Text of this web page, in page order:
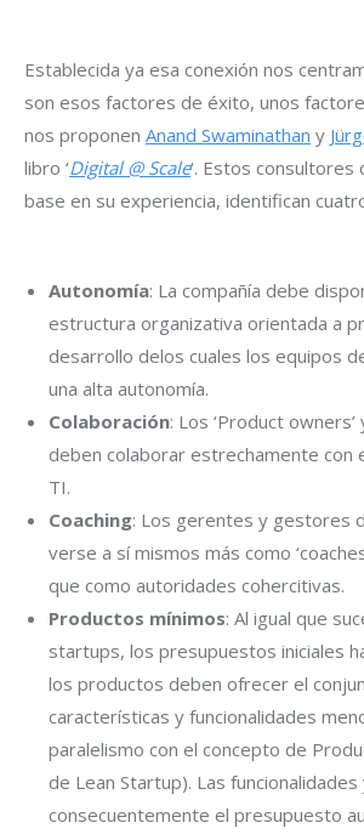
Establecida ya esa conexión nos
son esos factores de éxito, unos
nos proponen Anand Swaminathan y
libro ‘Digital @ Scale‘. Estos consultores
base en su experiencia, identifican
Autonomía: La compañía debe
estructura organizativa orientada a
desarrollo delos cuales los equipos
una alta autonomía.
Colaboración: Los ‘Product
deben colaborar estrechamente con
TI.
Coaching: Los gerentes y gestores
verse a sí mismos más como
que como autoridades cohercitivas.
Productos mínimos: Al igual que
startups, los presupuestos iniciales
los productos deben ofrecer el
características y funcionalidades
paralelismo con el concepto de
de Lean Startup). Las funcionalidades
consecuentemente el presupuesto